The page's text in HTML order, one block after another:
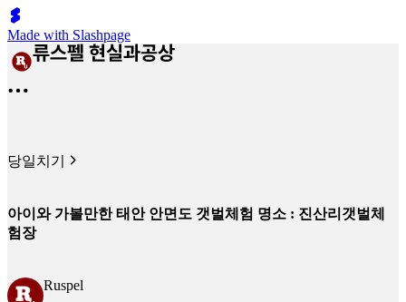
Made with Slashpage
당일치기
아이와 가볼만한 태안 안면도 갯벌체험 명소 : 진산리갯벌체
험장
Ruspel